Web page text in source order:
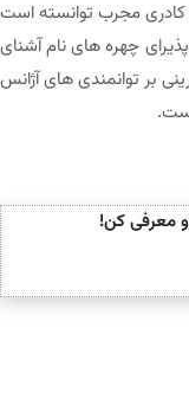
کادری مجرب توانسته است
چهره های نام آشنای
بر توانمندی های آژانس
معرفی کن!